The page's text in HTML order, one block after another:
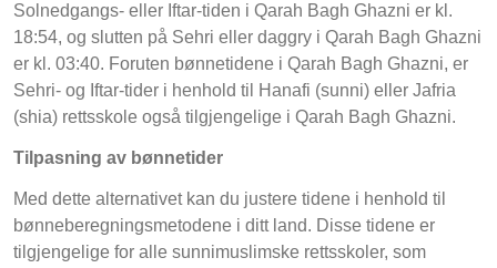
Solnedgangs- eller Iftar-tiden i Qarah Bagh Ghazni er kl.
18:54, og slutten på Sehri eller daggry i Qarah Bagh Ghazni
er kl. 03:40. Foruten bønnetidene i Qarah Bagh Ghazni, er
Sehri- og Iftar-tider i henhold til Hanafi (sunni) eller Jafria
(shia) rettsskole også tilgjengelige i Qarah Bagh Ghazni.
Tilpasning av bønnetider
Med dette alternativet kan du justere tidene i henhold til
bønneberegningsmetodene i ditt land. Disse tidene er
tilgjengelige for alle sunnimuslimske rettsskoler, som